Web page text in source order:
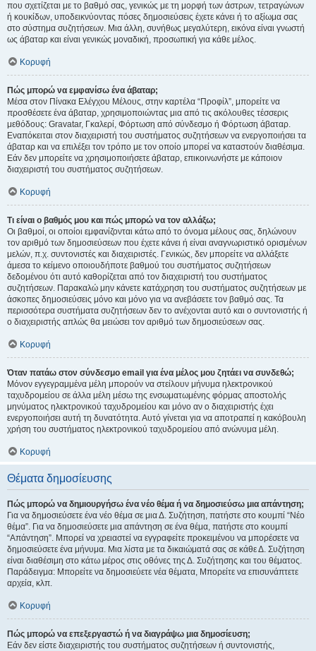
που σχετίζεται με το βαθμό σας, γενικώς με τη μορφή των άστρων, τετραγώνων
ή κουκίδων, υποδεικνύοντας πόσες δημοσιεύσεις έχετε κάνει ή το αξίωμα σας
στο σύστημα συζητήσεων. Μια άλλη, συνήθως μεγαλύτερη, εικόνα είναι γνωστή
ως άβαταρ και είναι γενικώς μοναδική, προσωπική για κάθε μέλος.
Κορυφή
Πώς μπορώ να εμφανίσω ένα άβαταρ;
Μέσα στον Πίνακα Ελέγχου Μέλους, στην καρτέλα “Προφίλ”, μπορείτε να
προσθέσετε ένα άβαταρ, χρησιμοποιώντας μια από τις ακόλουθες τέσσερις
μεθόδους: Gravatar, Γκαλερί, Φόρτωση από σύνδεσμο ή Φόρτωση άβαταρ.
Εναπόκειται στον διαχειριστή του συστήματος συζητήσεων να ενεργοποιήσει τα
άβαταρ και να επιλέξει τον τρόπο με τον οποίο μπορεί να καταστούν διαθέσιμα.
Εάν δεν μπορείτε να χρησιμοποιήσετε άβαταρ, επικοινωνήστε με κάποιον
διαχειριστή του συστήματος συζητήσεων.
Κορυφή
Τι είναι ο βαθμός μου και πώς μπορώ να τον αλλάξω;
Οι βαθμοί, οι οποίοι εμφανίζονται κάτω από το όνομα μέλους σας, δηλώνουν
τον αριθμό των δημοσιεύσεων που έχετε κάνει ή είναι αναγνωριστικό ορισμένων
μελών, π.χ. συντονιστές και διαχειριστές. Γενικώς, δεν μπορείτε να αλλάξετε
άμεσα το κείμενο οποιουδήποτε βαθμού του συστήματος συζητήσεων
δεδομένου ότι αυτό καθορίζεται από τον διαχειριστή του συστήματος
συζητήσεων. Παρακαλώ μην κάνετε κατάχρηση του συστήματος συζητήσεων με
άσκοπες δημοσιεύσεις μόνο και μόνο για να ανεβάσετε τον βαθμό σας. Τα
περισσότερα συστήματα συζητήσεων δεν το ανέχονται αυτό και ο συντονιστής ή
ο διαχειριστής απλώς θα μειώσει τον αριθμό των δημοσιεύσεων σας.
Κορυφή
Όταν πατάω στον σύνδεσμο email για ένα μέλος μου ζητάει να συνδεθώ;
Μόνον εγγεγραμμένα μέλη μπορούν να στείλουν μήνυμα ηλεκτρονικού
ταχυδρομείου σε άλλα μέλη μέσω της ενσωματωμένης φόρμας αποστολής
μηνύματος ηλεκτρονικού ταχυδρομείου και μόνο αν ο διαχειριστής έχει
ενεργοποιήσει αυτή τη δυνατότητα. Αυτό γίνεται για να αποτραπεί η κακόβουλη
χρήση του συστήματος ηλεκτρονικού ταχυδρομείου από ανώνυμα μέλη.
Κορυφή
Θέματα δημοσίευσης
Πώς μπορώ να δημιουργήσω ένα νέο θέμα ή να δημοσιεύσω μια απάντηση;
Για να δημοσιεύσετε ένα νέο θέμα σε μια Δ. Συζήτηση, πατήστε στο κουμπί “Νέο
θέμα”. Για να δημοσιεύσετε μια απάντηση σε ένα θέμα, πατήστε στο κουμπί
“Απάντηση”. Μπορεί να χρειαστεί να εγγραφείτε προκειμένου να μπορέσετε να
δημοσιεύσετε ένα μήνυμα. Μια λίστα με τα δικαιώματά σας σε κάθε Δ. Συζήτηση
είναι διαθέσιμη στο κάτω μέρος στις οθόνες της Δ. Συζήτησης και του θέματος.
Παράδειγμα: Μπορείτε να δημοσιεύετε νέα θέματα, Μπορείτε να επισυνάπτετε
αρχεία, κλπ.
Κορυφή
Πώς μπορώ να επεξεργαστώ ή να διαγράψω μια δημοσίευση;
Εάν δεν είστε διαχειριστής του συστήματος συζητήσεων ή συντονιστής,